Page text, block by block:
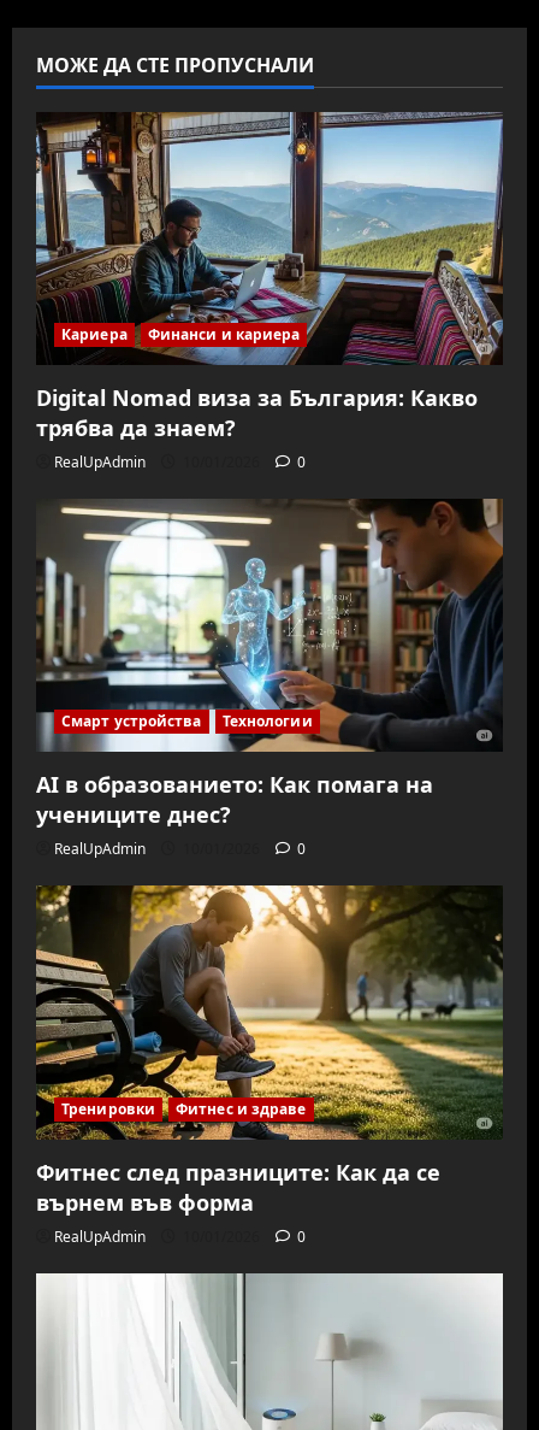
домашен
с
минимален
бюджет
МОЖЕ ДА СТЕ ПРОПУСНАЛИ
Кариера Финанси и кариера
Digital Nomad виза за България: Какво
трябва да знаем?
RealUpAdmin 0
Смарт устройства Технологии
AI в образованието: Как помага на
учениците днес?
RealUpAdmin 0
Тренировки Фитнес и здраве
Фитнес след празниците: Как да се
върнем във форма
RealUpAdmin 0